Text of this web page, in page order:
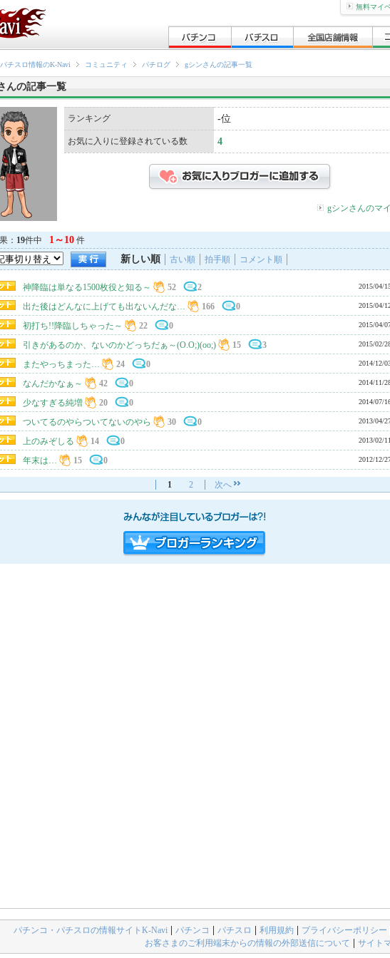
無料マイ
チスロ情報のK-Navi コミュニティ パチログ gシンさんの記事一覧
んの記事一覧
ランキング -位
お気に入りに登録されている数 4
gシンさんのマ
： 19件中 1～10 件
新しい順 古い順 拍手順 コメント順
神降臨は単なる1500枚役と知る～ 52 2 2015/04/
出た後はどんなに上げても出ないんだな… 166 0 2015/04/
初打ち!!降臨しちゃった～ 22 0 2015/04/
引きがあるのか、ないのかどっちだぁ～(O.O;)(oo;) 15 3 2015/02/
またやっちまった… 24 0 2014/12/
なんだかなぁ～ 42 0 2014/11/
少なすぎる純増 20 0 2014/07/
ついてるのやらついてないのやら 30 0 2013/04/
上のみぞしる 14 0 2013/02/
年末は… 15 0 2012/12/
1 2 次へ
パチンコ・パチスロの情報サイトK-Navi パチンコ パチスロ 利用規約 プライバシーポリシー
お客さまのご利用端末からの情報の外部送信について
サイト